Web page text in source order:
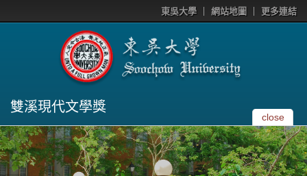
東吳大學 網站地圖 更多連結
雙溪現代文學獎
close